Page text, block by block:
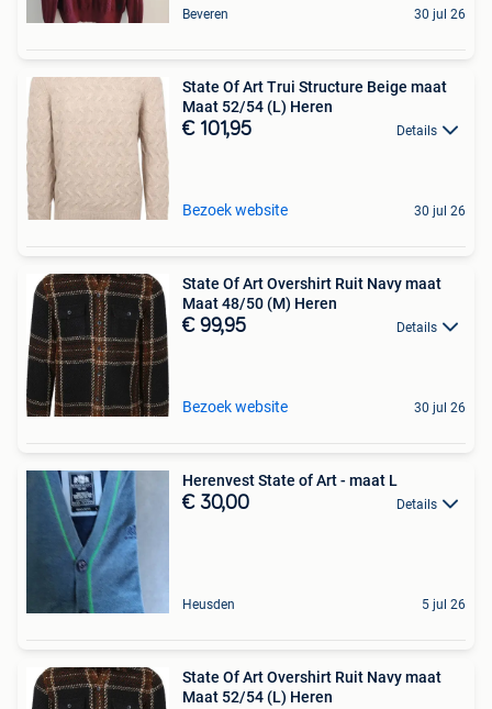
Beveren 30 jul 26
State Of Art Trui Structure Beige maat
Maat 52/54 (L) Heren
€ 101,95 Details
Bezoek website 30 jul 26
State Of Art Overshirt Ruit Navy maat
Maat 48/50 (M) Heren
€ 99,95 Details
Bezoek website 30 jul 26
Herenvest State of Art - maat L
€ 30,00 Details
Heusden 5 jul 26
State Of Art Overshirt Ruit Navy maat
Maat 52/54 (L) Heren